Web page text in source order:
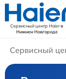
Сервисный центр Haierв
Нижнем Новгороде
Сервисный